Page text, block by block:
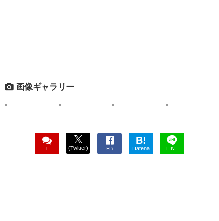
画像ギャラリー
1 (Twitter) FB
B!
Hatena LINE